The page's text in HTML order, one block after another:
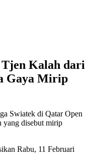
Tjen Kalah dari
Gaya Mirip
Swiatek di Qatar Open
yang disebut mirip
Rabu, 11 Februari